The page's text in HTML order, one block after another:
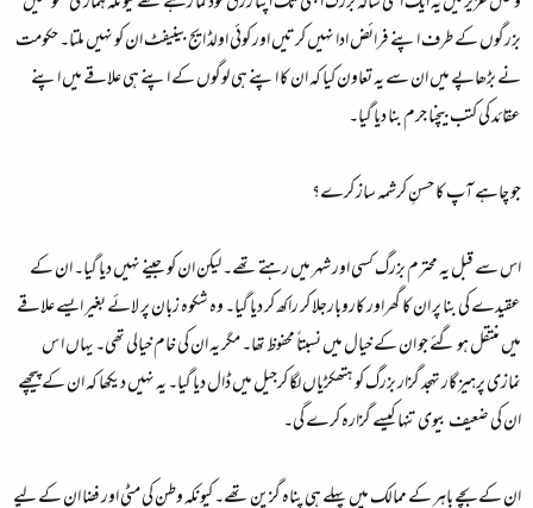
بزرگوں کے طرف اپنے فرائض ادا نہیں کرتیں اور کوئی اولڈ ایج بینیفٹ ان کو نہیں ملتا۔ حکومت
نے بڑھاپے میں ان سے یہ تعاون کیا کہ ان کا اپنے ہی لوگوں کے اپنے ہی علاقے میں اپنے
عقائد کی کتب بیچنا جرم بنا دیا گیا۔
جو چاہے آپ کا حسنِ کرشمہ ساز کرے؟
اس سے قبل یہ محترم بزرگ کسی اور شہر میں رہتے تھے۔ لیکن ان کو جینے نہیں دیا گیا۔ ان کے
عقیدے کی بنا پر ان کا گھراور کاروبارجلا کر راکھ کر دیا گیا۔ وہ شکوہ زبان پر لائے بغیر ایسے علاقے
میں منتقل ہو گئے جو ان کے خیال میں نسبتاً محفوظ تھا۔ مگر یہ ان کی خام خیالی تھی۔ یہاں ا س
نمازی پرہیز گار تہجد گزار بزرگ کو ہتھکڑیاں لگا کرجیل میں ڈال دیا گیا۔ یہ نہیں دیکھا کہ ان کے پیچھے
ان کی ضعیف بیوی تنہا کیسے گزارہ کرے گی۔
ان کے بچے باہر کے ممالک میں پہلے ہی پناہ گزین تھے۔ کیونکہ وطن کی مٹی اور فضا ان کے لیے